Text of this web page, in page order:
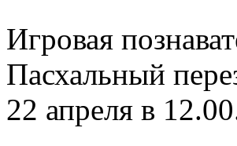
Игровая
Пасхальный
22 апреля в